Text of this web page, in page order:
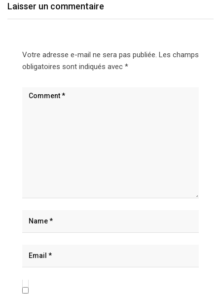
Laisser un commentaire
Votre adresse e-mail ne sera pas publiée. Les champs
obligatoires sont indiqués avec *